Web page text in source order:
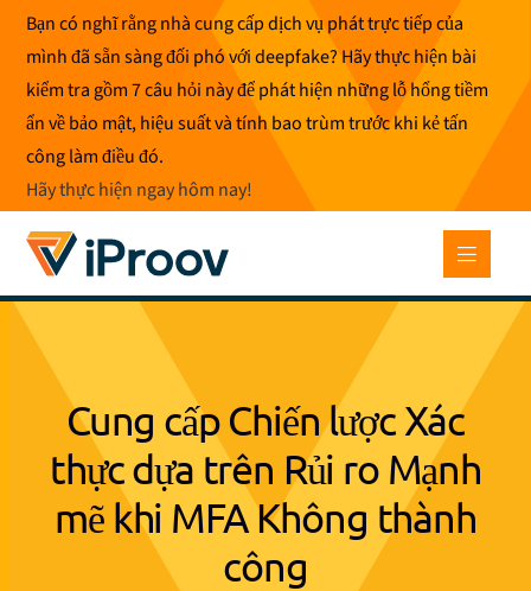
qua
phần
nội
dung
Bạn có nghĩ rằng nhà cung cấp dịch vụ phát trực tiếp của
mình đã sẵn sàng đối phó với deepfake? Hãy thực hiện bài
kiểm tra gồm 7 câu hỏi này để phát hiện những lỗ hổng tiềm
ẩn về bảo mật, hiệu suất và tính bao trùm trước khi kẻ tấn
công làm điều đó.
Hãy thực hiện ngay hôm nay!
Cung cấp Chiến lược Xác
thực dựa trên Rủi ro Mạnh
mẽ khi MFA Không thành
công